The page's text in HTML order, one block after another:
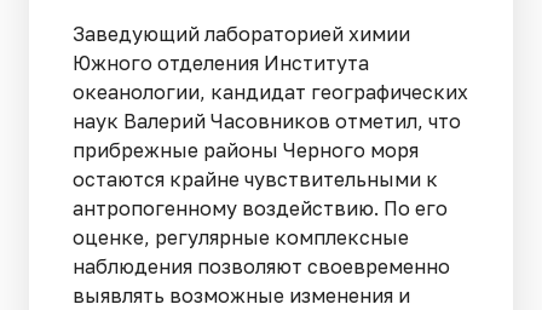
Заведующий лабораторией химии
Южного отделения Института
океанологии, кандидат географических
наук Валерий Часовников отметил, что
прибрежные районы Черного моря
остаются крайне чувствительными к
антропогенному воздействию. По его
оценке, регулярные комплексные
наблюдения позволяют своевременно
выявлять возможные изменения и